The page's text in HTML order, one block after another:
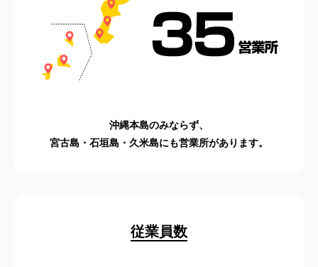
沖縄本島のみならず、
宮古島・石垣島・久米島にも営業所があります。
従業員数